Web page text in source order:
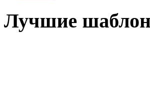
Лучшие